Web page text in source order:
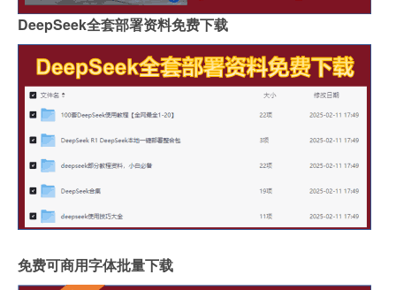
DeepSeek全套部署资料免费下载
免费可商用字体批量下载